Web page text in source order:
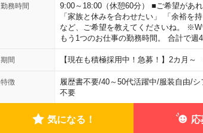
勤務時間
9:00～18:00（休憩60分） ■ご希望があ
「家族と休みを合わせたい」 「余裕を
など、ご希望を教えてくださいね。 ※W
もう1つのお仕事の勤務時間。 合計で週
期間 【現在も積極採用中！急募！】2カ月
特徴 履歴書不要/40～50代活躍中/服装自由/シ
不要
気になる！ 応